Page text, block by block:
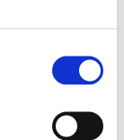
kan du